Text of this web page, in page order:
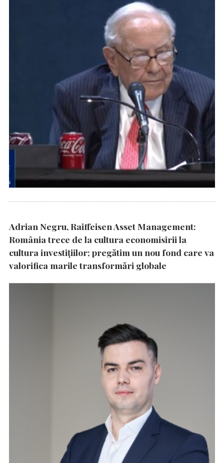
Adrian Negru, Raiffeisen Asset Management:
România trece de la cultura economisirii la
cultura investițiilor; pregătim un nou fond care va
valorifica marile transformări globale